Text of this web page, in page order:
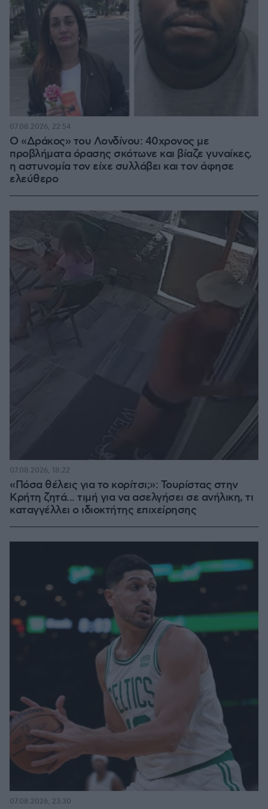
Ο «Δράκος» του Λονδίνου: 40χρονος με
προβλήματα όρασης σκότωνε και βίαζε γυναίκες,
η αστυνομία τον είχε συλλάβει και τον άφησε
ελεύθερο
07.08.2026, 22:54
«Πόσα θέλεις για το κορίτσι;»: Τουρίστας στην
Κρήτη ζητά... τιμή για να ασελγήσει σε ανήλικη, τι
καταγγέλλει ο ιδιοκτήτης επιχείρησης
07.08.2026, 18:22
07.08.2026, 23:30